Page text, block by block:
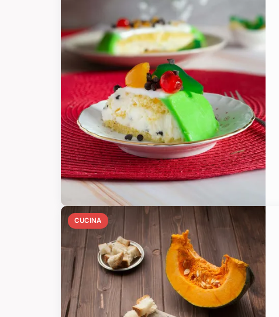
CUCINA